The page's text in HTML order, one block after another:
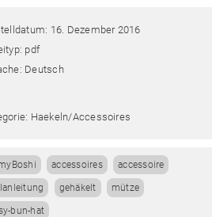
16. Dezember 2016
pdf
Deutsch
Haekeln/accessoires
accessoires accessoire
gehäkelt mütze
bun-hat